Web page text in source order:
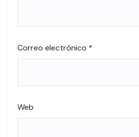
Correo electrónico *
Web